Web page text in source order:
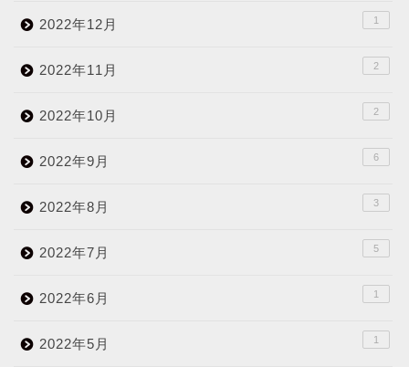
2022年12月 1
2022年11月 2
2022年10月 2
2022年9月 6
2022年8月 3
2022年7月 5
2022年6月 1
2022年5月 1